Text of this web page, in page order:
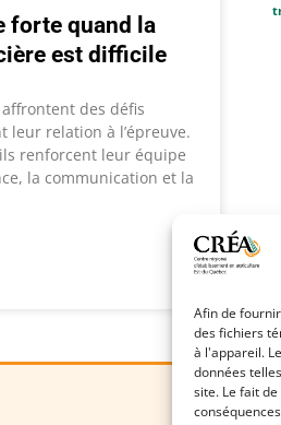
Afin de
des fichiers
à l'appareil.
données
site. Le fait
forte quand la
est difficile
des défis
leur relation à l’épreuve.
renforcent leur équipe
la communication et la